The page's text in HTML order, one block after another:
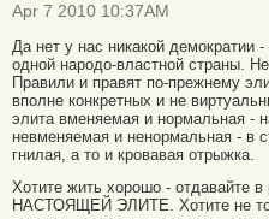
Apr 7 2010 10:37AM
Да нет у нас никакой демократии
одной народо-властной страны.
Правили и правят по-прежнему
вполне конкретных и не
элита вменяемая и нормальная -
невменяемая и ненормальная - в
гнилая, а то и кровавая отрыжка.
Хотите жить хорошо - отдавайте в
НАСТОЯЩЕЙ ЭЛИТЕ. Хотите не